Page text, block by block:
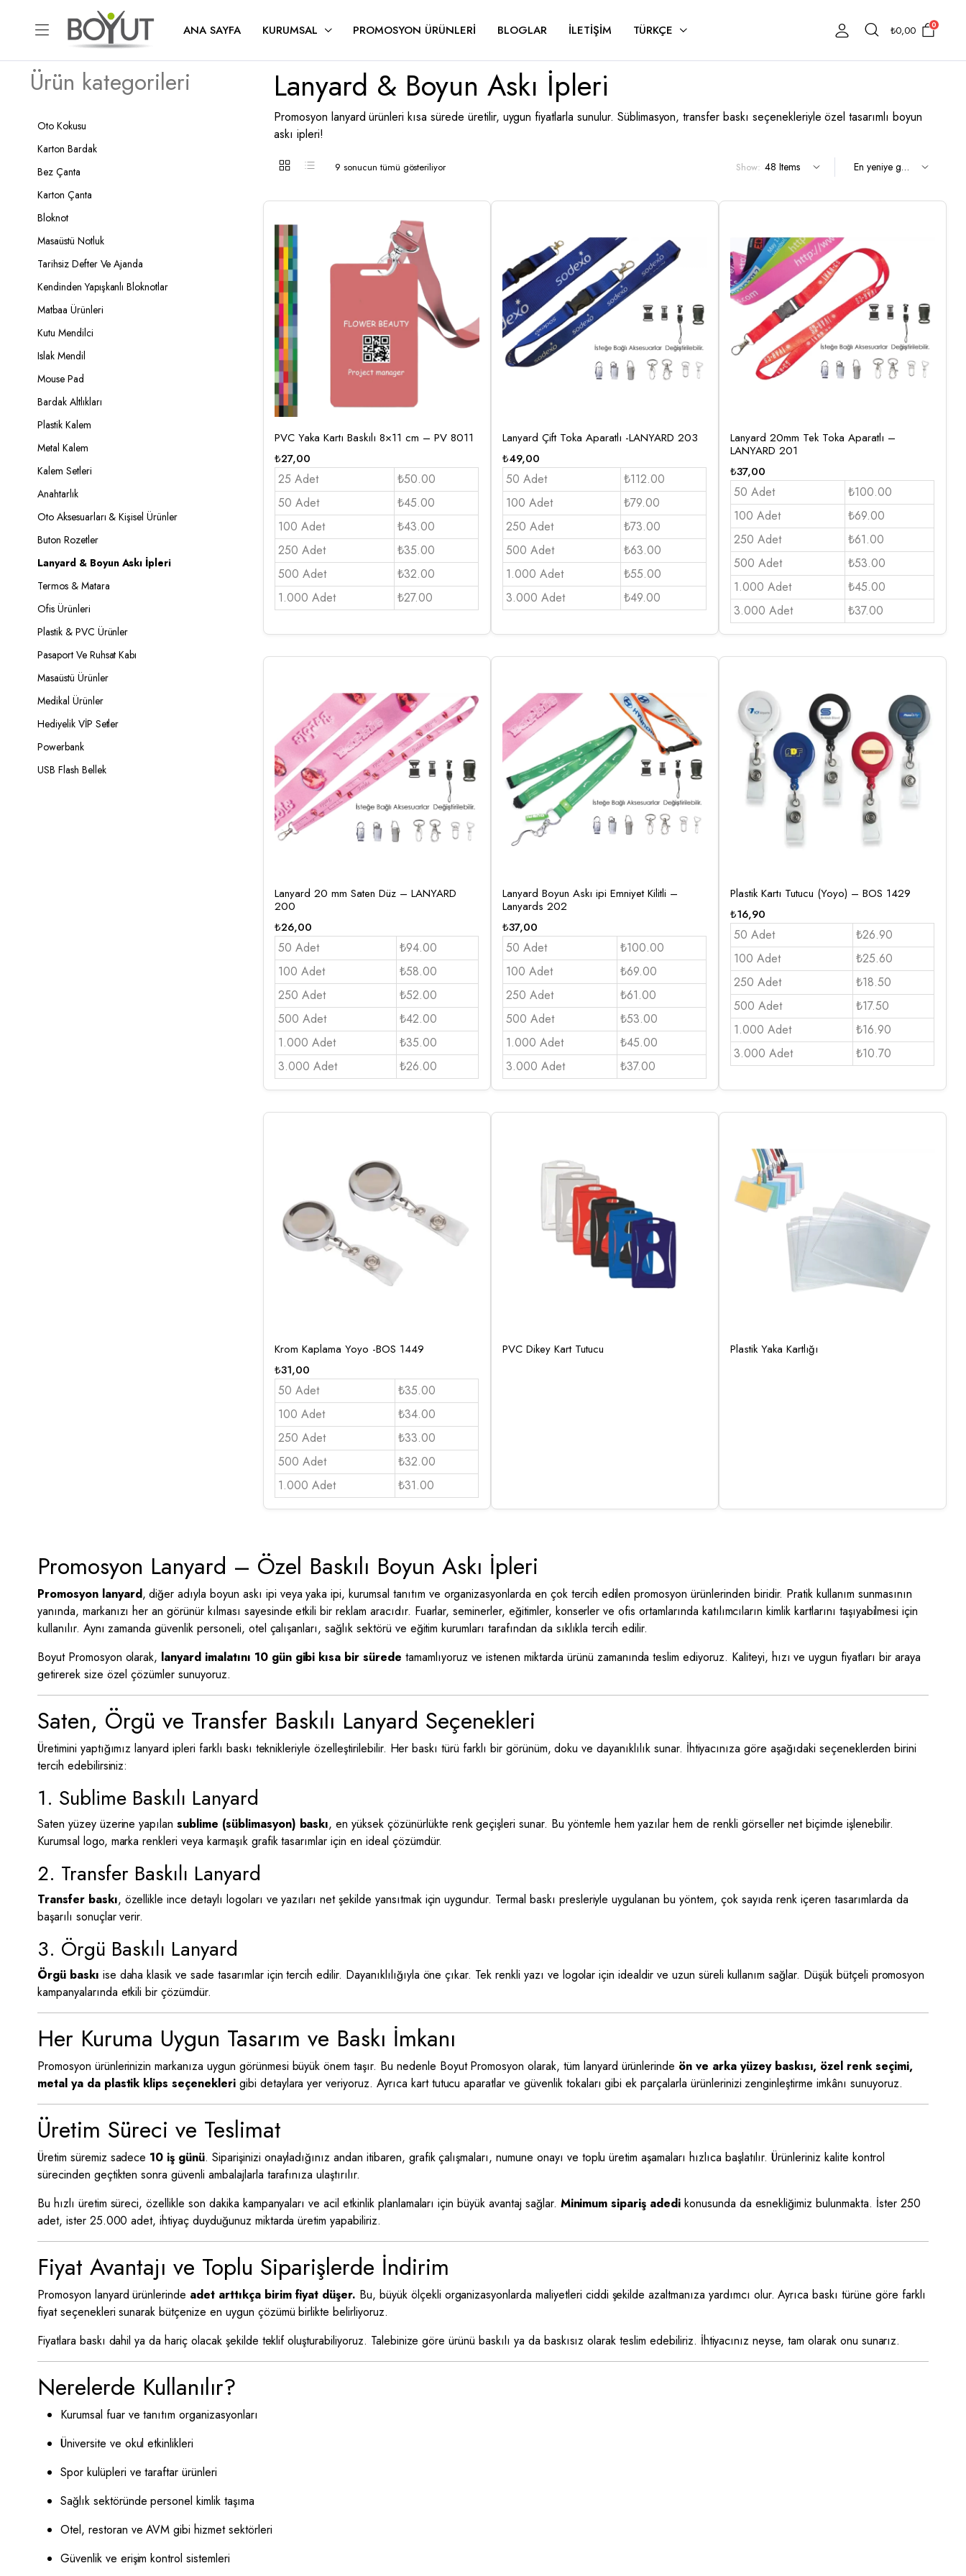
ANA SAYFA KURUMSAL PROMOSYON ÜRÜNLERI BLOGLAR İLETIŞIM TÜRKÇE ₺0,00 0
Lanyard & Boyun Askı İpleri
Promosyon lanyard ürünleri kısa sürede üretilir, uygun fiyatlarla sunulur. Süblimasyon, transfer baskı seçenekleriyle özel tasarımlı boyun
askı ipleri!
9 sonucun tümü gösteriliyorEn
Show:
PVC Yaka Kartı Baskılı 8×11 cm – PV 8011
₺27,00
25 Adet
₺50.00
50 Adet
₺45.00
100 Adet
₺43.00
250 Adet
₺35.00
500 Adet
₺32.00
1.000 Adet
₺27.00
Lanyard Çift Toka Aparatlı -LANYARD 203
₺49,00
50 Adet
₺112.00
100 Adet
₺79.00
250 Adet
₺73.00
500 Adet
₺63.00
1.000 Adet
₺55.00
3.000 Adet
₺49.00
Lanyard 20mm Tek Toka Aparatlı –
LANYARD 201
₺37,00
50 Adet
₺100.00
100 Adet
₺69.00
250 Adet
₺61.00
500 Adet
₺53.00
1.000 Adet
₺45.00
3.000 Adet
₺37.00
Lanyard 20 mm Saten Düz – LANYARD
200
₺26,00
50 Adet
₺94.00
100 Adet
₺58.00
250 Adet
₺52.00
500 Adet
₺42.00
1.000 Adet
₺35.00
3.000 Adet
₺26.00
Lanyard Boyun Askı ipi Emniyet Kilitli –
Lanyards 202
₺37,00
50 Adet
₺100.00
100 Adet
₺69.00
250 Adet
₺61.00
500 Adet
₺53.00
1.000 Adet
₺45.00
3.000 Adet
₺37.00
Plastik Kartı Tutucu (Yoyo) – BOS 1429
₺16,90
50 Adet
₺26.90
100 Adet
₺25.60
250 Adet
₺18.50
500 Adet
₺17.50
1.000 Adet
₺16.90
3.000 Adet
₺10.70
Krom Kaplama Yoyo -BOS 1449
₺31,00
50 Adet
₺35.00
100 Adet
₺34.00
250 Adet
₺33.00
500 Adet
₺32.00
1.000 Adet
₺31.00
PVC Dikey Kart Tutucu Plastik Yaka Kartlığı
Ürün kategorileri
Oto Kokusu
Karton Bardak
Bez Çanta
Karton Çanta
Bloknot
Masaüstü Notluk
Tarihsiz Defter Ve Ajanda
Kendinden Yapışkanlı Bloknotlar
Matbaa Ürünleri
Kutu Mendilci
Islak Mendil
Mouse Pad
Bardak Altlıkları
Plastik Kalem
Metal Kalem
Kalem Setleri
Anahtarlık
Oto Aksesuarları & Kişisel Ürünler
Buton Rozetler
Lanyard & Boyun Askı İpleri
Termos & Matara
Ofis Ürünleri
Plastik & PVC Ürünler
Pasaport Ve Ruhsat Kabı
Masaüstü Ürünler
Medikal Ürünler
Hediyelik VİP Setler
Powerbank
USB Flash Bellek
Promosyon Lanyard – Özel Baskılı Boyun Askı İpleri
Promosyon lanyard, diğer adıyla boyun askı ipi veya yaka ipi, kurumsal tanıtım ve organizasyonlarda en çok tercih edilen promosyon ürünlerinden biridir. Pratik kullanım sunmasının
yanında, markanızı her an görünür kılması sayesinde etkili bir reklam aracıdır. Fuarlar, seminerler, eğitimler, konserler ve ofis ortamlarında katılımcıların kimlik kartlarını taşıyabilmesi için
kullanılır. Aynı zamanda güvenlik personeli, otel çalışanları, sağlık sektörü ve eğitim kurumları tarafından da sıklıkla tercih edilir.
Boyut Promosyon olarak, lanyard imalatını 10 gün gibi kısa bir sürede tamamlıyoruz ve istenen miktarda ürünü zamanında teslim ediyoruz. Kaliteyi, hızı ve uygun fiyatları bir araya
getirerek size özel çözümler sunuyoruz.
Saten, Örgü ve Transfer Baskılı Lanyard Seçenekleri
Üretimini yaptığımız lanyard ipleri farklı baskı teknikleriyle özelleştirilebilir. Her baskı türü farklı bir görünüm, doku ve dayanıklılık sunar. İhtiyacınıza göre aşağıdaki seçeneklerden birini
tercih edebilirsiniz:
1. Sublime Baskılı Lanyard
Saten yüzey üzerine yapılansublime (süblimasyon) baskı, en yüksek çözünürlükte renk geçişleri sunar. Bu yöntemle hem yazılar hem de renkli görseller net biçimde işlenebilir.
Kurumsal logo, marka renkleri veya karmaşık grafik tasarımlar için en ideal çözümdür.
2. Transfer Baskılı Lanyard
Transfer baskı, özellikle ince detaylı logoları ve yazıları net şekilde yansıtmak için uygundur. Termal baskı presleriyle uygulanan bu yöntem, çok sayıda renk içeren tasarımlarda da
başarılı sonuçlar verir.
3. Örgü Baskılı Lanyard
Örgü baskı ise daha klasik ve sade tasarımlar için tercih edilir. Dayanıklılığıyla öne çıkar. Tek renkli yazı ve logolar için idealdir ve uzun süreli kullanım sağlar. Düşük bütçeli promosyon
kampanyalarında etkili bir çözümdür.
Her Kuruma Uygun Tasarım ve Baskı İmkanı
Promosyon ürünlerinizin markanıza uygun görünmesi büyük önem taşır. Bu nedenle Boyut Promosyon olarak, tüm lanyard ürünlerinde ön ve arka yüzey baskısı, özel renk seçimi,
metal ya da plastik klips seçeneklerigibi detaylara yer veriyoruz. Ayrıca kart tutucu aparatlar ve güvenlik tokaları gibi ek parçalarla ürünlerinizi zenginleştirme imkânı sunuyoruz.
Üretim Süreci ve Teslimat
Üretim süremiz sadece 10 iş günü. Siparişinizi onayladığınız andan itibaren, grafik çalışmaları, numune onayı ve toplu üretim aşamaları hızlıca başlatılır. Ürünleriniz kalite kontrol
sürecinden geçtikten sonra güvenli ambalajlarla tarafınıza ulaştırılır.
Bu hızlı üretim süreci, özellikle son dakika kampanyaları ve acil etkinlik planlamaları için büyük avantaj sağlar. Minimum sipariş adedikonusunda da esnekliğimiz bulunmakta. İster 250
adet, ister 25.000 adet, ihtiyaç duyduğunuz miktarda üretim yapabiliriz.
Fiyat Avantajı ve Toplu Siparişlerde İndirim
Promosyon lanyard ürünlerinde adet arttıkça birim fiyat düşer. Bu, büyük ölçekli organizasyonlarda maliyetleri ciddi şekilde azaltmanıza yardımcı olur. Ayrıca baskı türüne göre farklı
fiyat seçenekleri sunarak bütçenize en uygun çözümü birlikte belirliyoruz.
Fiyatlara baskı dahil ya da hariç olacak şekilde teklif oluşturabiliyoruz. Talebinize göre ürünü baskılı ya da baskısız olarak teslim edebiliriz. İhtiyacınız neyse, tam olarak onu sunarız.
Nerelerde Kullanılır?
Kurumsal fuar ve tanıtım organizasyonları
Üniversite ve okul etkinlikleri
Spor kulüpleri ve taraftar ürünleri
Sağlık sektöründe personel kimlik taşıma
Otel, restoran ve AVM gibi hizmet sektörleri
Güvenlik ve erişim kontrol sistemleri